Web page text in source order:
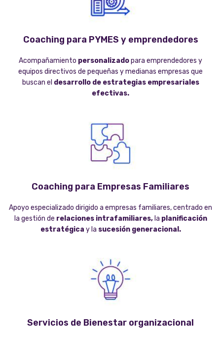
Coaching para PYMES y emprendedores
Acompañamiento personalizadopara emprendedores y
equipos directivos de pequeñas y medianas empresas que
buscan el desarrollo de estrategias empresariales
efectivas.
Coaching para Empresas Familiares
Apoyo especializado dirigido a empresas familiares, centrado en
la gestión de relaciones intrafamiliares,la planificación
estratégica y la sucesión generacional.
Servicios de Bienestar organizacional